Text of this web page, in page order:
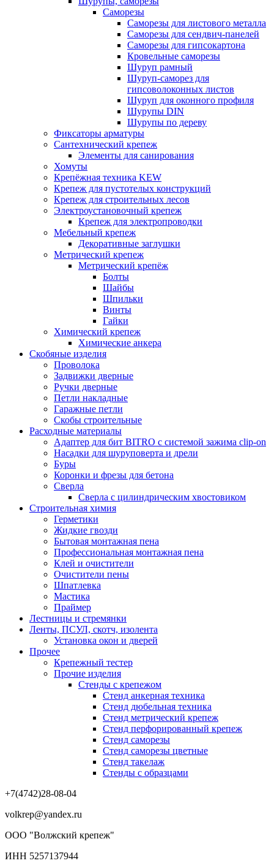
Саморезы
Саморезы для листового металла
Саморезы для сендвич-панелей
Саморезы для гипсокартона
Кровельные саморезы
Шуруп рамный
Шуруп-саморез для
гипсоволоконных листов
Шуруп для оконного профиля
Шурупы DIN
Шурупы по дереву
Фиксаторы арматуры
Сантехнический крепеж
Элементы для санирования
Хомуты
Крепёжная техника KEW
Крепеж для пустотелых конструкций
Крепеж для строительных лесов
Электроустановочный крепеж
Крепеж для электропроводки
Мебельный крепеж
Декоративные заглушки
Метрический крепеж
Метрический крепёж
Болты
Шайбы
Шпильки
Винты
Гайки
Химический крепеж
Химические анкера
Скобяные изделия
Проволока
Задвижки дверные
Ручки дверные
Петли накладные
Гаражные петли
Скобы строительные
Расходные материалы
Адаптер для бит BITRO с системой зажима clip-on
Насадки для шуруповерта и дрели
Буры
Коронки и фрезы для бетона
Сверла
Сверла с цилиндрическим хвостовиком
Строительная химия
Герметики
Жидкие гвозди
Бытовая монтажная пена
Профессиональная монтажная пена
Клей и очистители
Очистители пены
Шпатлевка
Мастика
Праймер
Лестницы и стремянки
Ленты, ПСУЛ, скотч, изолента
Установка окон и дверей
Прочее
Крепежный тестер
Прочие изделия
Стенды с крепежом
Стенд анкерная техника
Стенд дюбельная техника
Стенд метрический крепеж
Стенд перфорированный крепеж
Стенд саморезы
Стенд саморезы цветные
Стенд такелаж
Стенды с образцами
+7(4742)28-08-04
volkrep@yandex.ru
ООО "Волжский крепеж"
ИНН 5257137944